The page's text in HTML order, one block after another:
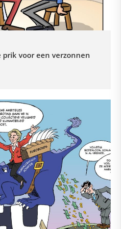
prik voor een verzonnen